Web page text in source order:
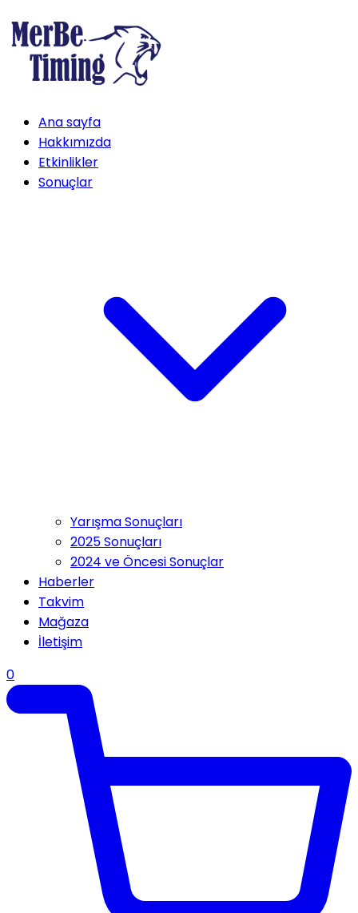
Ana sayfa
Hakkımızda
Etkinlikler
Sonuçlar
Yarışma Sonuçları
2025 Sonuçları
2024 ve Öncesi Sonuçlar
Haberler
Takvim
Mağaza
İletişim
0